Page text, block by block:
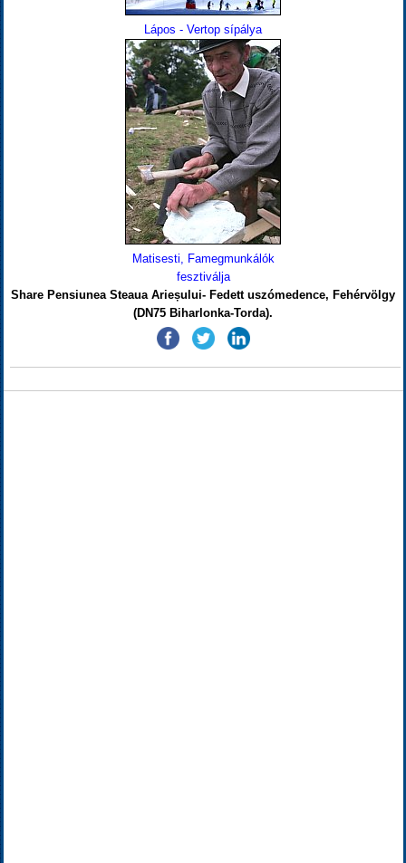
Lápos - Vertop sípálya
Matisesti, Famegmunkálók
fesztiválja
Share Pensiunea Steaua Arieșului- Fedett uszómedence, Fehérvölgy
(DN75 Biharlonka-Torda).